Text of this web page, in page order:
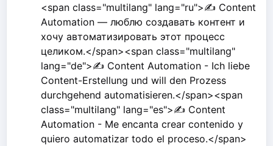
<span class="multilang" lang="ru">✍️ Content
Automation — люблю создавать контент и
хочу автоматизировать этот процесс
целиком.</span><span class="multilang"
lang="de">✍️ Content Automation - Ich liebe
Content-Erstellung und will den Prozess
durchgehend automatisieren.</span><span
class="multilang" lang="es">✍️ Content
Automation - Me encanta crear contenido y
quiero automatizar todo el proceso.</span>